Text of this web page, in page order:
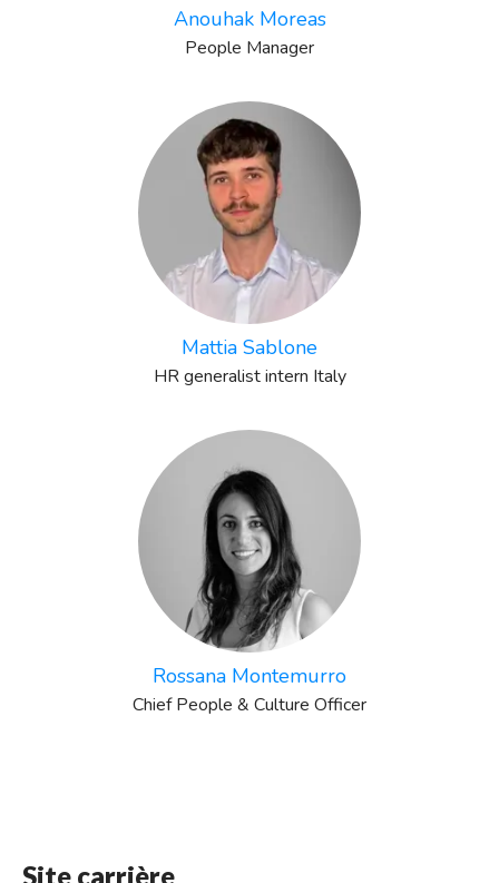
Anouhak Moreas
People Manager
Mattia Sablone
HR generalist intern Italy
Rossana Montemurro
Chief People & Culture Officer
Site carrière